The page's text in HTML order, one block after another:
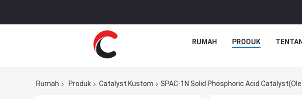
RUMAH PRODUK
Rumah Produk Catalyst Kustom SPAC-1N Solid Phosphoric Acid